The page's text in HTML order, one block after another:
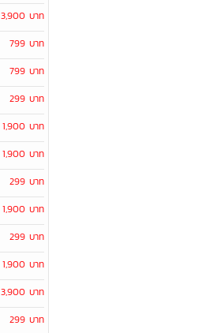
3,900 บาท
799 บาท
799 บาท
299 บาท
1,900 บาท
1,900 บาท
299 บาท
1,900 บาท
299 บาท
1,900 บาท
3,900 บาท
299 บาท